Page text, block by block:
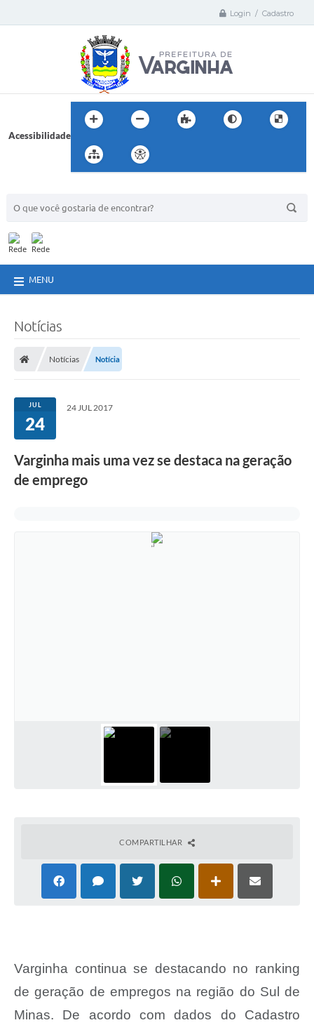
Login / Cadastro
Acessibilidade
MENU
Notícias
Notícias Notícia
JUL
24
24 JUL 2017
Varginha mais uma vez se destaca na geração
de emprego
COMPARTILHAR
Varginha continua se destacando no ranking
de geração de empregos na região do Sul de
Minas. De acordo com dados do Cadastro